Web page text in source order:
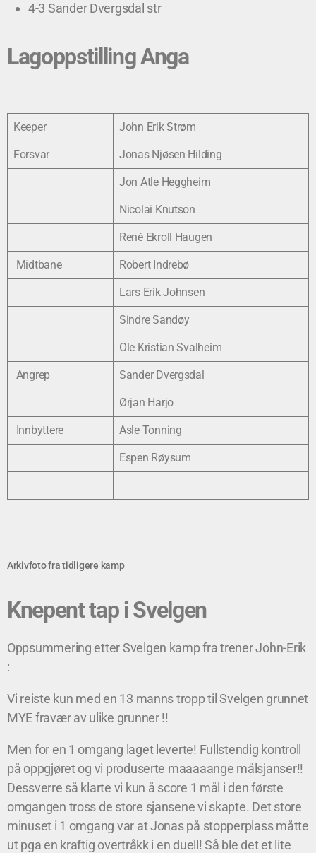
4-3 Sander Dvergsdal str
Lagoppstilling Anga
Keeper John Erik Strøm
Forsvar Jonas Njøsen Hilding
Jon Atle Heggheim
Nicolai Knutson
René Ekroll Haugen
Midtbane Robert Indrebø
Lars Erik Johnsen
Sindre Sandøy
Ole Kristian Svalheim
Angrep Sander Dvergsdal
Ørjan Harjo
Innbyttere Asle Tonning
Espen Røysum
Arkivfoto fra tidligere kamp
Knepent tap i Svelgen
Oppsummering etter Svelgen kamp fra trener John-Erik
:
Vi reiste kun med en 13 manns tropp til Svelgen grunnet
MYE fravær av ulike grunner !!
Men for en 1 omgang laget leverte! Fullstendig kontroll
på oppgjøret og vi produserte maaaaange målsjanser!!
Dessverre så klarte vi kun å score 1 mål i den første
omgangen tross de store sjansene vi skapte. Det store
minuset i 1 omgang var at Jonas på stopperplass måtte
ut pga en kraftig overtråkk i en duell! Så ble det et lite